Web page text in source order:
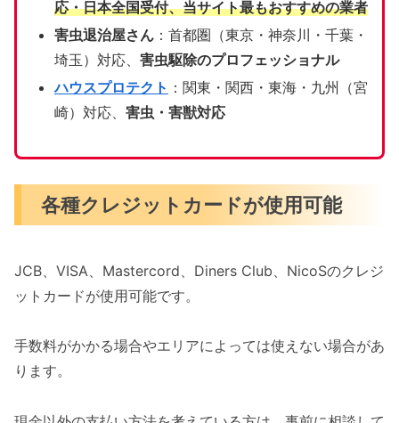
応・日本全国受付、当サイト最もおすすめの業者
害虫退治屋さん：首都圏（東京・神奈川・千葉・
埼玉）対応、 害虫駆除のプロフェッショナル
ハウスプロテクト ：関東・関西・東海・九州（宮
崎）対応、 害虫・害獣対応
各種クレジットカードが使用可能
JCB、VISA、Mastercord、Diners Club、NicoSのクレジ
ットカードが使用可能です。
手数料がかかる場合やエリアによっては使えない場合があ
ります。